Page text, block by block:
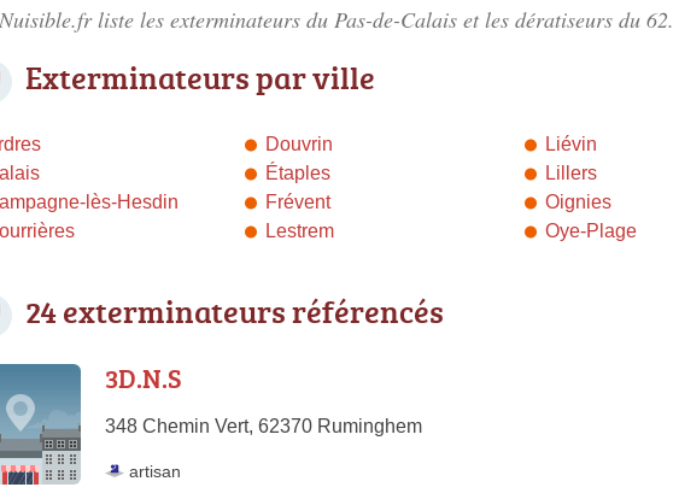
liste les exterminateurs du Pas-de-Calais et les dératiseurs du 62.
Exterminateurs par ville
lès-Hesdin
Douvrin
Étaples
Frévent
Lestrem
Liévin
Lillers
Oignies
Oye-Plage
24 exterminateurs référencés
3D.N.S
348 Chemin Vert, 62370 Ruminghem
artisan